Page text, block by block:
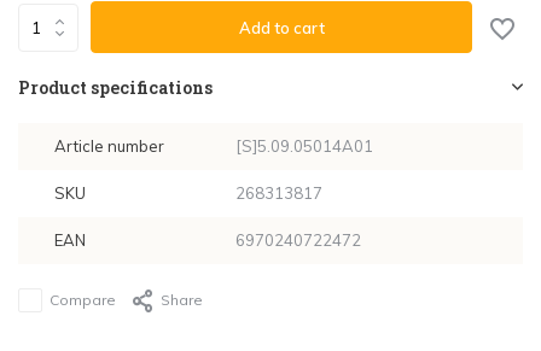
Add to cart
Product specifications
Article number [S]5.09.05014A01
SKU 268313817
EAN 6970240722472
Compare Share